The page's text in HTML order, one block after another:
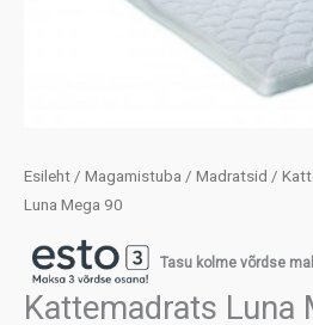
Esileht / Magamistuba / Madratsid /
Luna Mega 90
Tasu kolme võrdse
Kattemadrats Luna